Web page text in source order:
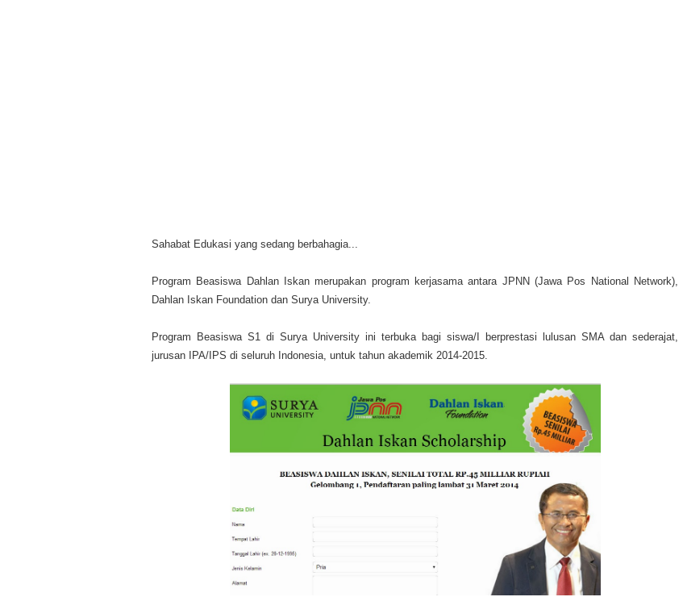
Sahabat Edukasi yang sedang berbahagia...
Program Beasiswa Dahlan Iskan merupakan program kerjasama antara JPNN (Jawa Pos National Network),
Dahlan Iskan Foundation dan Surya University.
Program Beasiswa S1 di Surya University ini terbuka bagi siswa/I berprestasi lulusan SMA dan sederajat,
jurusan IPA/IPS di seluruh Indonesia, untuk tahun akademik 2014-2015.